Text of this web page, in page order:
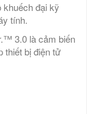
khuếch đại kỹ
tính.
3.0 là cảm biến
thiết bị điện tử